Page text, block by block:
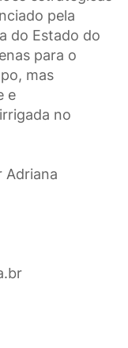
pela
do Estado do
para o
mas
e
no
Adriana